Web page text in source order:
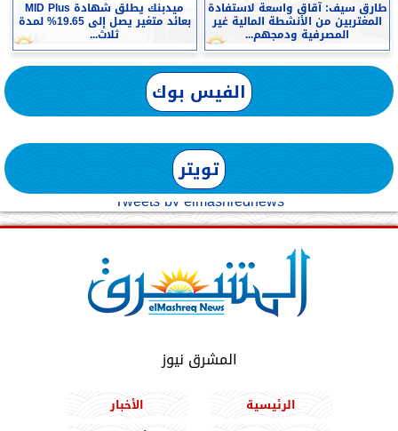
طارق سيف: آقاق واسعة لاستفادة
المغتربين من الأنشطة المالية غير
المصرفية ودمجهم...
ميدبنك يطلق شهادة MID Plus
بعائد متغير يصل إلى 19.65% لمدة
ثلاث...
الفيس بوك
تويتر
Tweets by elmashreqnews
المشرق نيوز
الرئيسية
الأخبار